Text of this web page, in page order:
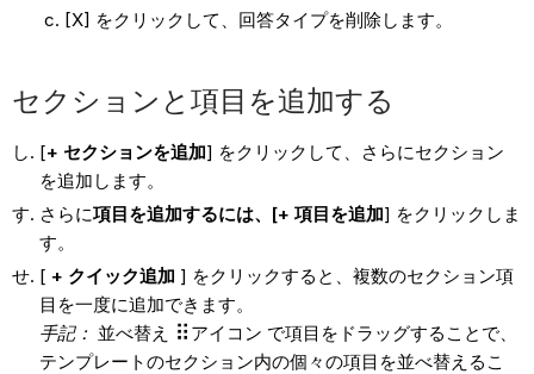
[X] をクリックして、回答タイプを削除します。
セクションと項目を追加する
[+ セクションを追加] をクリックして、さらにセクション
を追加します。
さらに項目を追加するには、[+ 項目を追加] をクリックしま
す。
[ + クイック追加 ] をクリックすると、複数のセクション項
目を一度に追加できます。
手記： 並べ替え
アイコン で項目をドラッグすることで、
テンプレートのセクション内の個々の項目を並べ替えるこ